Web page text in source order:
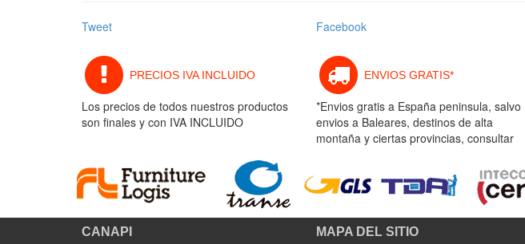
Tweet Facebook
PRECIOS IVA INCLUIDO
Los precios de todos nuestros productos
son finales y con IVA INCLUIDO
ENVIOS GRATIS*
*Envios gratis a España peninsula, salvo
envios a Baleares, destinos de alta
montaña y ciertas provincias, consultar
CANAPI MAPA DEL SITIO